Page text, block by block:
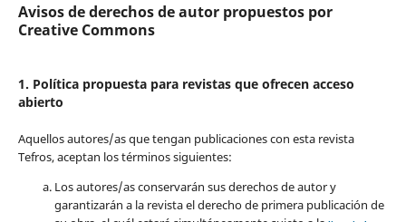
Avisos de derechos de autor propuestos por
Creative Commons
1. Política propuesta para revistas que ofrecen acceso
abierto
Aquellos autores/as que tengan publicaciones con esta revista
Tefros, aceptan los términos siguientes:
Los autores/as conservarán sus derechos de autor y
garantizarán a la revista el derecho de primera publicación de